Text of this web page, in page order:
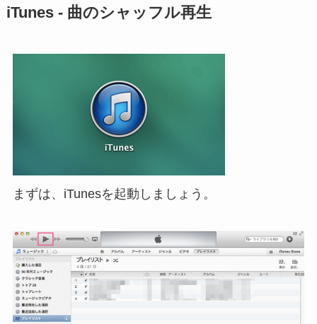
iTunes - 曲のシャッフル再生
まずは、iTunesを起動しましょう。